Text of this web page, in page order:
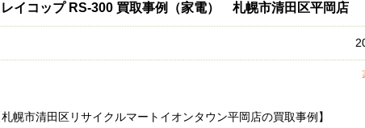
レイコップ RS-300 買取事例（家電） 札幌市清田区平岡店
札幌市清田区リサイクルマートイオンタウン平岡店の買取事例】